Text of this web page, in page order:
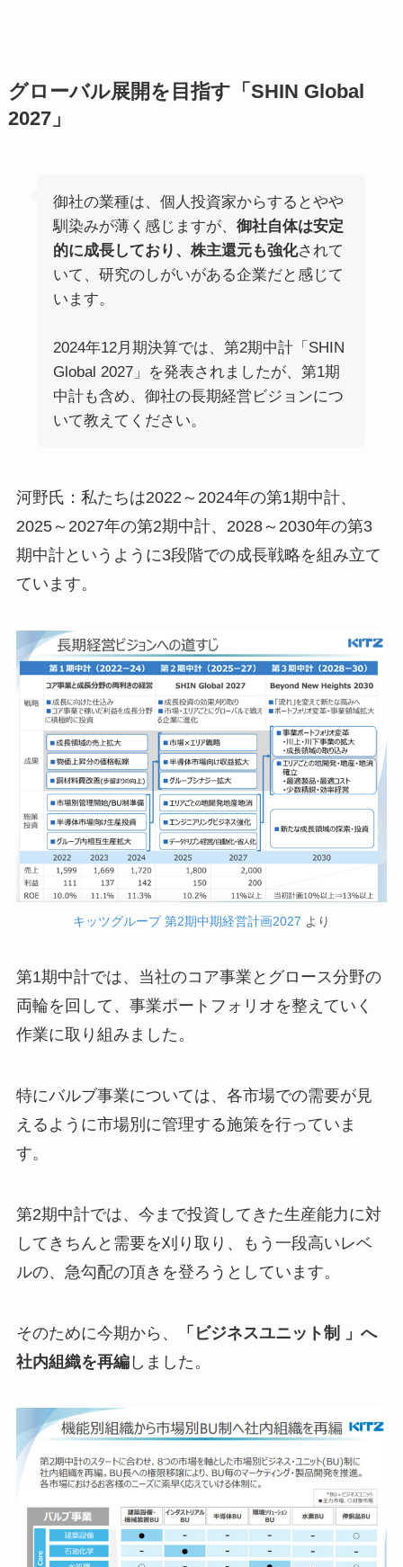
グローバル展開を目指す「SHIN Global
2027」
御社の業種は、個人投資家からするとやや
馴染みが薄く感じますが、 御社自体は安定
的に成長しており、株主還元も強化されて
いて、研究のしがいがある企業だと感じて
います。
2024年12月期決算では、第2期中計「SHIN
Global 2027」を発表されましたが、第1期
中計も含め、御社の長期経営ビジョンにつ
いて教えてください。
河野氏：私たちは2022～2024年の第1期中計、
2025～2027年の第2期中計、2028～2030年の第3
期中計というように3段階での成長戦略を組み立て
ています。
キッツグループ 第2期中期経営計画2027 より
第1期中計では、当社のコア事業とグロース分野の
両輪を回して、事業ポートフォリオを整えていく
作業に取り組みました。
特にバルブ事業については、各市場での需要が見
えるように市場別に管理する施策を行っていま
す。
第2期中計では、今まで投資してきた生産能力に対
してきちんと需要を刈り取り、もう一段高いレベ
ルの、急勾配の頂きを登ろうとしています。
そのために今期から、
「ビジネスユニット制 」へ
社内組織を再編しました。